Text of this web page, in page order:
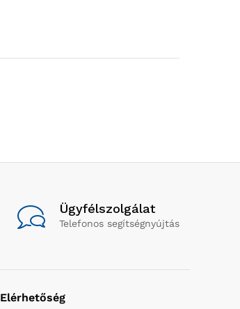
Ügyfélszolgálat
Telefonos segítségnyújtás
Elérhetőség